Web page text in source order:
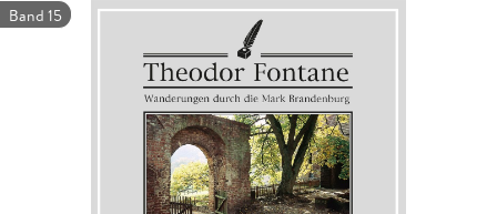
Band 15